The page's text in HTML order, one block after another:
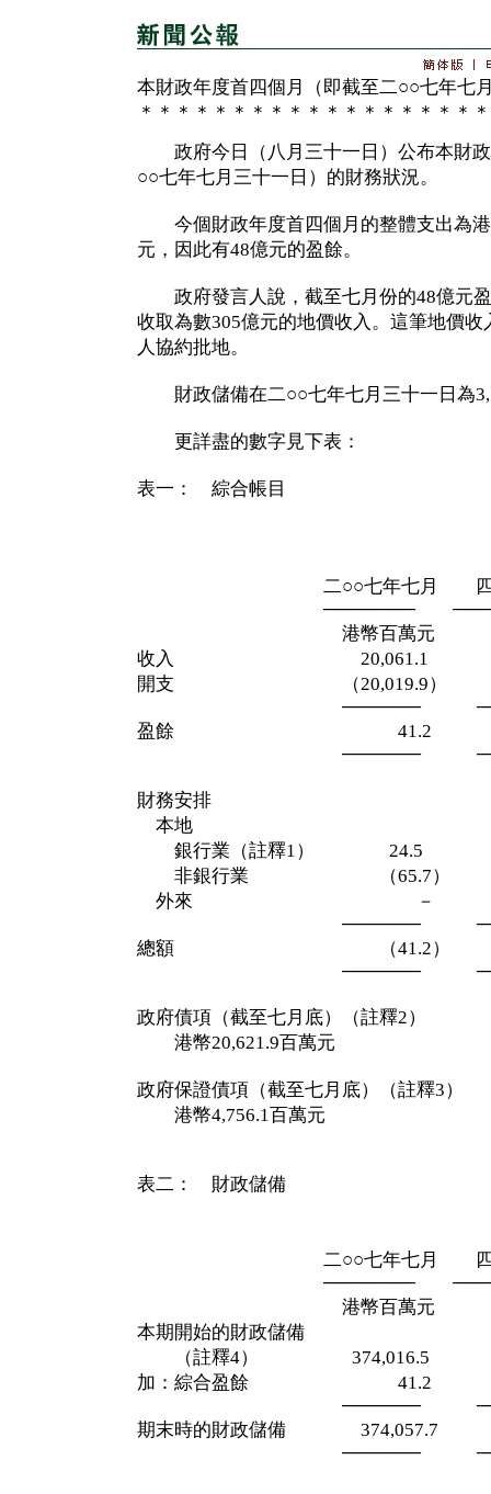
本財政年度首四個月（即截至二○○七年七
＊＊＊＊＊＊＊＊＊＊＊＊＊＊＊＊＊＊
政府今日（八月三十一日）公布本財政
○○七年七月三十一日）的財務狀況。
今個財政年度首四個月的整體支出為港
元，因此有48億元的盈餘。
政府發言人說，截至七月份的48億元盈
收取為數305億元的地價收入。這筆地價
人協約批地。
財政儲備在二○○七年七月三十一日為
更詳盡的數字見下表：
表一： 綜合帳目
二○○七年七月 四
───────
港幣百萬元 港幣
收入 20,061.1
開支 （20,019.9） （
──────
盈餘 41.2
──────
財務安排
本地
銀行業（註釋1） 24.5 （
非銀行業 （65.7）
外來 －
──────
總額 （41.2） （
──────
政府債項（截至七月底）（註釋2）
港幣20,621.9百萬元
政府保證債項（截至七月底）（註釋3）
港幣4,756.1百萬元
表二： 財政儲備
二○○七年七月 四
───────
港幣百萬元 港幣
本期開始的財政儲備
（註釋4） 374,016.5
加：綜合盈餘 41.2
──────
期末時的財政儲備 374,057.7
──────